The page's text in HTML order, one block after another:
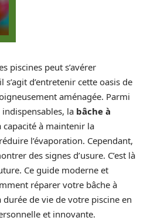
piscines peut s’avérer
d’entretenir cette oasis de
aménagée. Parmi
la bâche à
capacité à maintenir la
l’évaporation. Cependant,
des signes d’usure. C’est là
Ce guide moderne et
réparer votre bâche à
de vie de votre piscine en
et innovante.